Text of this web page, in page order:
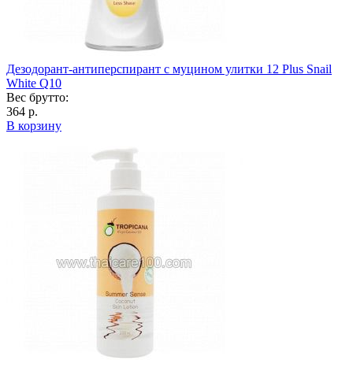
Дезодорант-антиперспирант с муцином улитки 12 Plus Snail
White Q10
Вес брутто:
364 р.
В корзину